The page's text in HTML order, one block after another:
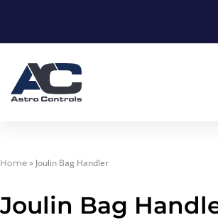
Home » Joulin Bag Handler
Joulin Bag